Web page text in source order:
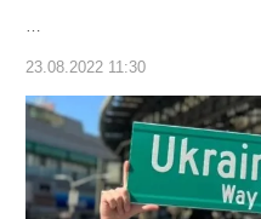
23.08.2022 11:30